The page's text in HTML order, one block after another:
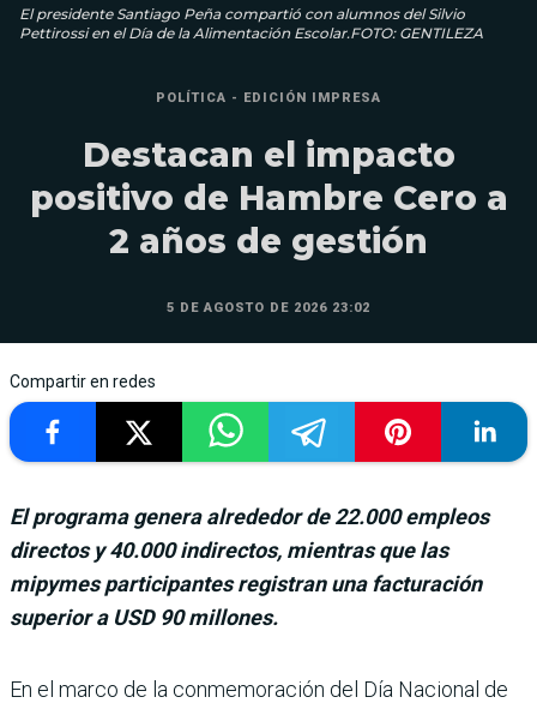
El presidente Santiago Peña compartió con alumnos del Silvio
Pettirossi en el Día de la Alimentación Escolar.FOTO: GENTILEZA
POLÍTICA - EDICIÓN IMPRESA
Destacan el impacto
positivo de Hambre Cero a
2 años de gestión
5 DE AGOSTO DE 2026 23:02
Compartir en redes
El programa genera alrededor de 22.000 empleos
directos y 40.000 indirectos, mientras que las
mipymes participantes registran una facturación
superior a USD 90 millones.
En el marco de la con­memoración del Día Nacional de